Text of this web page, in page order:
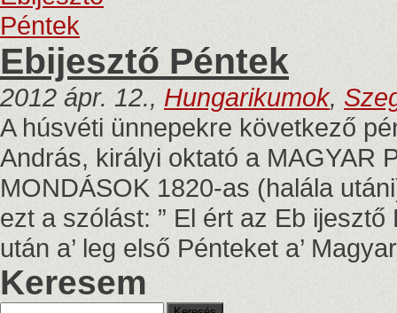
Ebijesztő Péntek
2012 ápr. 12., Hungarikumok,
A húsvéti ünnepekre következő
András, királyi oktató a MAGYAR
MONDÁSOK 1820-as (halála
ezt a szólást: ” El ért az Eb
után a’ leg első Pénteket a’
Keresem